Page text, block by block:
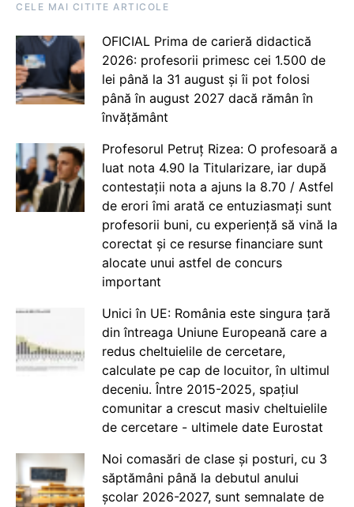
CELE MAI CITITE ARTICOLE
OFICIAL Prima de carieră didactică
2026: profesorii primesc cei 1.500 de
lei până la 31 august și îi pot folosi
până în august 2027 dacă rămân în
învățământ
Profesorul Petruț Rizea: O profesoară a
luat nota 4.90 la Titularizare, iar după
contestații nota a ajuns la 8.70 / Astfel
de erori îmi arată ce entuziasmați sunt
profesorii buni, cu experiență să vină la
corectat și ce resurse financiare sunt
alocate unui astfel de concurs
important
Unici în UE: România este singura țară
din întreaga Uniune Europeană care a
redus cheltuielile de cercetare,
calculate pe cap de locuitor, în ultimul
deceniu. Între 2015-2025, spațiul
comunitar a crescut masiv cheltuielile
de cercetare - ultimele date Eurostat
Noi comasări de clase și posturi, cu 3
săptămâni până la debutul anului
școlar 2026-2027, sunt semnalate de